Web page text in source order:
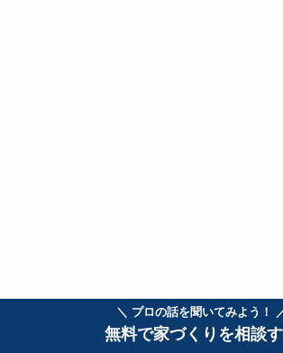
＼ プロの話を聞いてみよう！
無料で家づくりを相談